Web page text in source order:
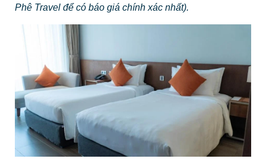
Phê Travel để có báo giá chính xác nhất).